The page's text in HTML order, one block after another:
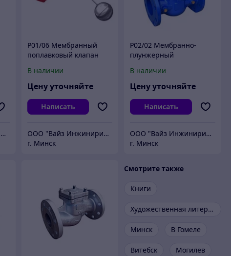
ООО "Вайз Инжиниринг"
Р01/06 Мембранный
поплавковый клапан
В наличии
Цену уточняйте
Написать
ООО "Вайз Инжиниринг"
г. Минск
Р02/02 Мембранно-
плунжерный
В наличии
Цену уточняйте
Написать
ООО "Вайз Инжиниринг"
г. Минск
Смотрите также
Книги
Художественная литература
Минск В Гомеле
Витебск Могилев